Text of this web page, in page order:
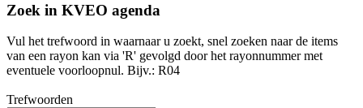
Zoek in KVEO agenda
Vul het trefwoord in waarnaar u zoekt, snel zoeken naar de items
van een rayon kan via 'R' gevolgd door het rayonnummer met
eventuele voorloopnul. Bijv.: R04
Trefwoorden